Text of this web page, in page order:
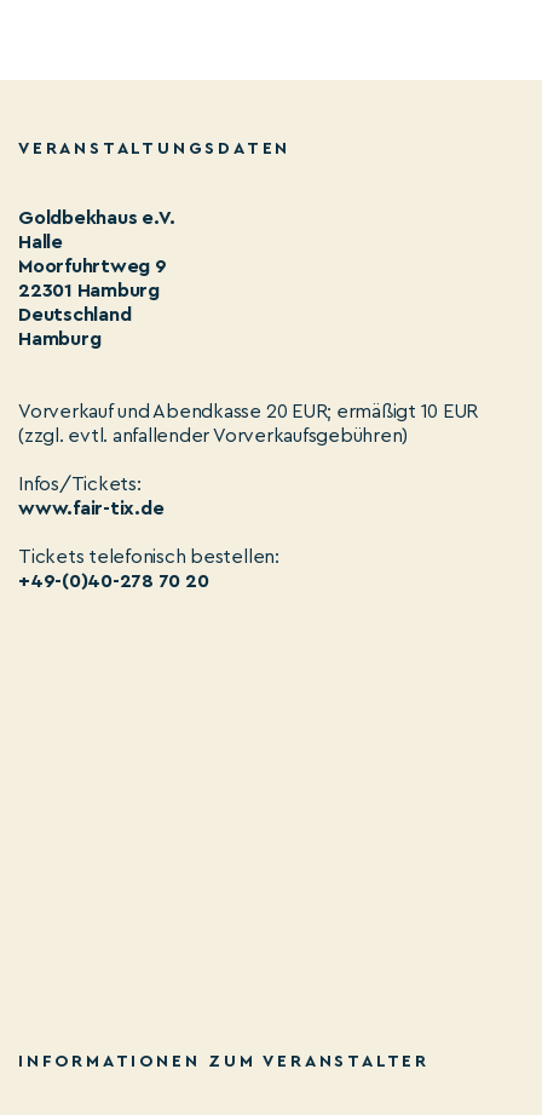
VERANSTALTUNGSDATEN
Goldbekhaus e.V.
Halle
Moorfuhrtweg 9
22301 Hamburg
Deutschland
Hamburg
Vorverkauf und Abendkasse 20 EUR; ermäßigt 10 EUR
(zzgl. evtl. anfallender Vorverkaufsgebühren)
Infos/Tickets:
www.fair-tix.de
Tickets telefonisch bestellen:
+49-(0)40-278 70 20
INFORMATIONEN ZUM VERANSTALTER